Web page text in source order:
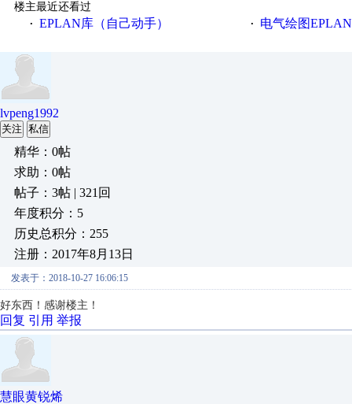
楼主最近还看过
· EPLAN库（自己动手） · 电气绘图
lvpeng1992
关注 私信
精华：0帖
求助：0帖
帖子：3帖 | 321回
年度积分：5
历史总积分：255
注册：2017年8月13日
发表于：2018-10-27 16:06:15
好东西！感谢楼主！
回复 引用 举报
慧眼黄锐烯